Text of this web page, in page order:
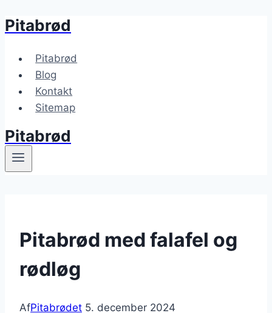
Fortsæt
indhold
Pitabrød
Pitabrød
Blog
Kontakt
Sitemap
Pitabrød
Pitabrød med falafel og
rødløg
AfPitabrødet 5. december 2024